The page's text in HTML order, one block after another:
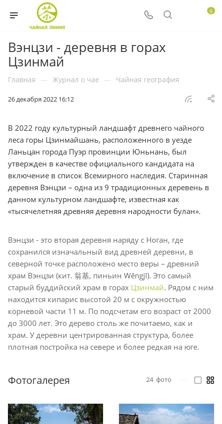
0
Вэнцзи - деревня в горах
Цзинмай
Главная — Журнал о чае — Чайная география
26 декабря 2022 16:12
В 2022 году культурный ландшафт древнего чайного
леса горы Цзинмайшань, расположенного в уезде
Ланьцан города Пуэр провинции Юньнань, был
утвержден в качестве официального кандидата на
включение в список Всемирного наследия. Старинная
деревня Вэнцзи – одна из 9 традиционных деревень в
данном культурном ландшафте, известная как
«тысячелетняя древняя деревня народности булан».
Вэнцзи - это вторая деревня наряду с Ноган, где
сохранился изначальный вид древней деревни, в
северной точке расположено место веры – древний
храм Вэнцзи (кит. 翁基, пиньин Wēngjī). Это самый
старый буддийский храм в горах Цзинмай. Рядом с ним
находится кипарис высотой 20 м с окружностью
корневой части 11 м. По подсчетам его возраст от 2000
до 3000 лет. Это дерево столь же почитаемо, как и
храм. У деревни центрированная структура, более
плотная постройка на севере и более редкая на юге.
Фотогалерея 24 фото